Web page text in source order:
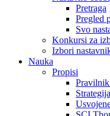
Pretraga
Pregled
Svo
Konkursi za
Izbori
Nauka
Propisi
Pravilnik